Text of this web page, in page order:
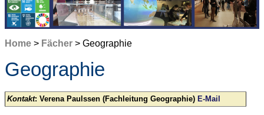
Home > Fächer > Geographie
Geographie
Kontakt: Verena Paulssen (Fachleitung Geographie) E-Mail